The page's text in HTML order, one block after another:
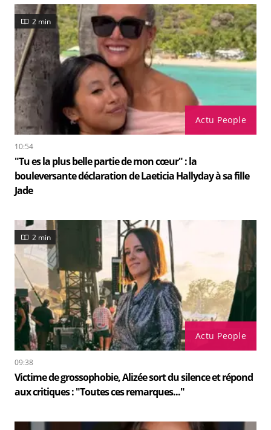
Actu People
2 min
10:54
"Tu es la plus belle partie de mon cœur" : la
bouleversante déclaration de Laeticia Hallyday à sa fille
Jade
Actu People
2 min
09:38
Victime de grossophobie, Alizée sort du silence et répond
aux critiques : "Toutes ces remarques..."